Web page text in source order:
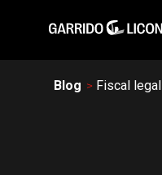
Blog Fiscal legal